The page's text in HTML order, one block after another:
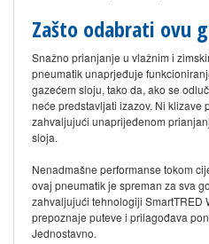
Zašto odabrati ovu
Snažno prianjanje u vlažnim i
pneumatik unaprjeđuje
gazećem sloju, tako da, ako se
neće predstavljati izazov. Ni klizave
zahvaljujući unaprijeđenom
sloja.
Nenadmašne performanse tokom
ovaj pneumatik je spreman za sva
zahvaljujući tehnologiji SmartTRED
prepoznaje puteve i prilagođava
Jednostavno.